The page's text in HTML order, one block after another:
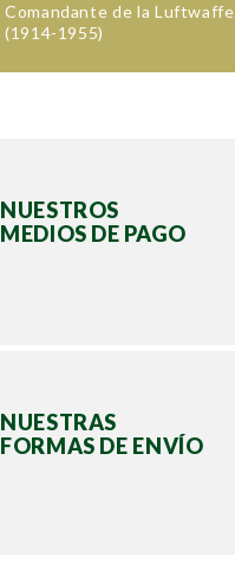
Comandante de la Luftwaffe
(1914-1955)
NUESTROS
MEDIOS DE PAGO
NUESTRAS
FORMAS DE ENVÍO